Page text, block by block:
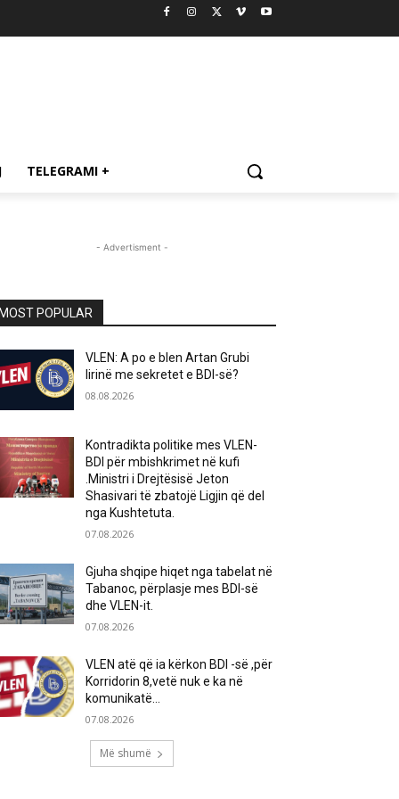
TELEGRAMI +
- Advertisment -
MOST POPULAR
VLEN: A po e blen Artan Grubi
lirinë me sekretet e BDI-së?
08.08.2026
Kontradikta politike mes VLEN-
BDI për mbishkrimet në kufi
.Ministri i Drejtësisë Jeton
Shasivari të zbatojë Ligjin që del
nga Kushtetuta.
07.08.2026
Gjuha shqipe hiqet nga tabelat në
Tabanoc, përplasje mes BDI-së
dhe VLEN-it.
07.08.2026
VLEN atë që ia kërkon BDI -së ,për
Korridorin 8,vetë nuk e ka në
komunikatë…
07.08.2026
Më shumë